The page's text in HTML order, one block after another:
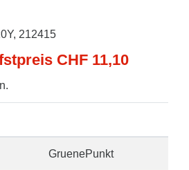
212415
CHF 11,10
GruenePunkt